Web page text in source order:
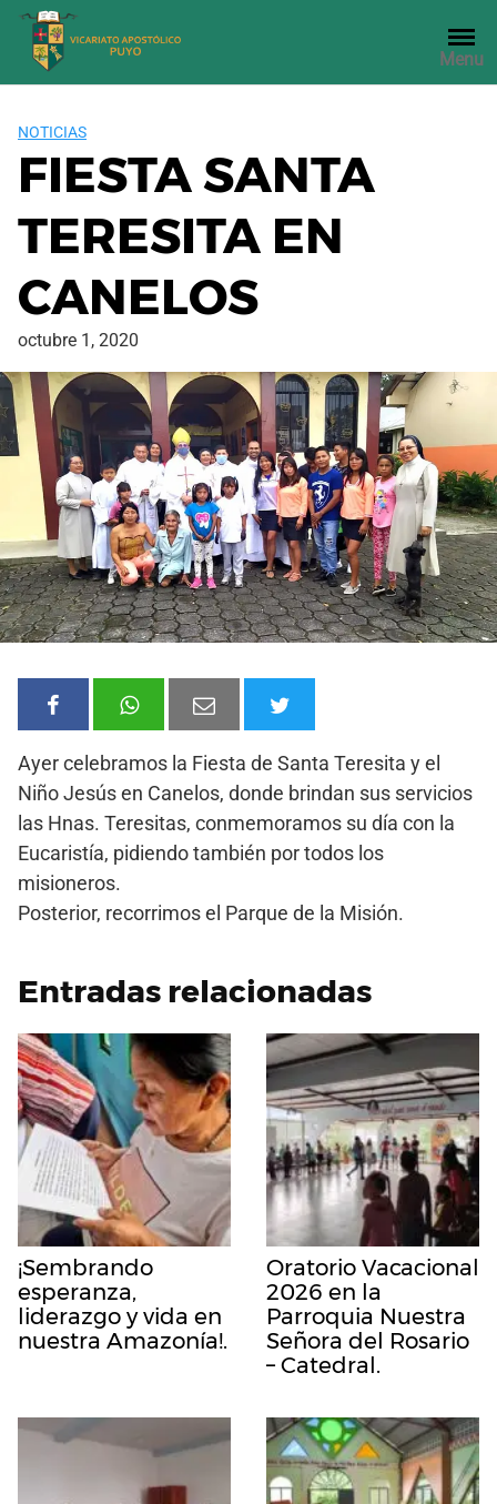
Saltar
contenido
Menu
NOTICIAS
FIESTA SANTA
TERESITA EN
CANELOS
octubre 1, 2020
Ayer celebramos la Fiesta de Santa Teresita y el
Niño Jesús en Canelos, donde brindan sus servicios
las Hnas. Teresitas, conmemoramos su día con la
Eucaristía, pidiendo también por todos los
misioneros.
Posterior, recorrimos el Parque de la Misión.
Entradas relacionadas
¡Sembrando
esperanza,
liderazgo y vida en
nuestra Amazonía!.
Oratorio Vacacional
2026 en la
Parroquia Nuestra
Señora del Rosario
– Catedral.